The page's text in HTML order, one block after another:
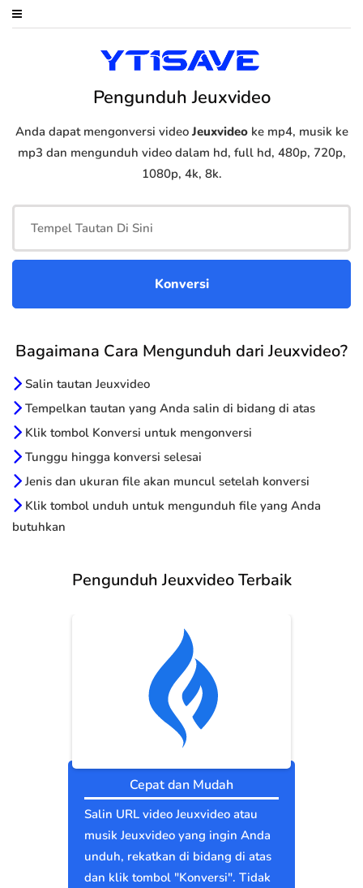
Pengunduh Jeuxvideo
Anda dapat mengonversi videoJeuxvideoke mp4, musik ke
mp3 dan mengunduh video dalam hd, full hd, 480p, 720p,
1080p, 4k, 8k.
Bagaimana Cara Mengunduh dari Jeuxvideo?
Salin tautan Jeuxvideo
Tempelkan tautan yang Anda salin di bidang di atas
Klik tombol Konversi untuk mengonversi
Tunggu hingga konversi selesai
Jenis dan ukuran file akan muncul setelah konversi
Klik tombol unduh untuk mengunduh file yang Anda
butuhkan
Pengunduh Jeuxvideo Terbaik
Cepat dan Mudah
Salin URL video Jeuxvideo atau
musik Jeuxvideo yang ingin Anda
unduh, rekatkan di bidang di atas
dan klik tombol "Konversi". Tidak